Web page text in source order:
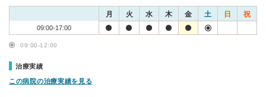
月 火 水 木 金 土 日 祝
09:00-17:00
09:00-12:00
治療実績
この病院の治療実績を見る